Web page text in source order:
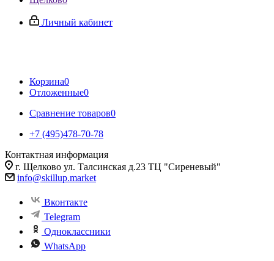
Личный кабинет
Корзина0
Отложенные0
Сравнение товаров0
+7 (495)478-70-78
Контактная информация
г. Щелково ул. Талсинская д.23 ТЦ "Сиреневый"
info@skillup.market
Вконтакте
Telegram
Одноклассники
WhatsApp